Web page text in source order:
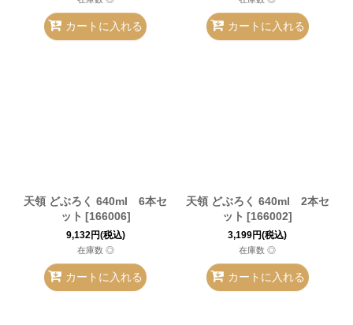
カートに入れる カートに入れる
天領 どぶろく 640ml 6本セ
ット [166006]
9,132円(税込)
在庫数 ◎
カートに入れる
天領 どぶろく 640ml 2本セ
ット [166002]
3,199円(税込)
在庫数 ◎
カートに入れる